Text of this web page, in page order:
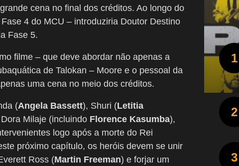
cena no final dos créditos. Ao longo do
4 do MCU – introduziria Doutor Destino
Fase 5.
filme – que deve abordar não apenas a
de Talokan – Moore e o pessoal da
uma cena no meio dos créditos.
(Angela Bassett), Shuri (Letitia
Milaje (incluindo Florence Kasumba),
logo após a morte do Rei
próximo capítulo, os heróis devem se unir
Ross (Martin Freeman) e forjar um